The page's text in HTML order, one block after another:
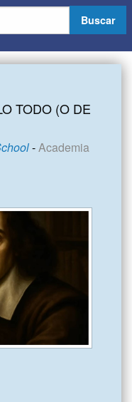
Buscar
TODO (O DE
-Academia